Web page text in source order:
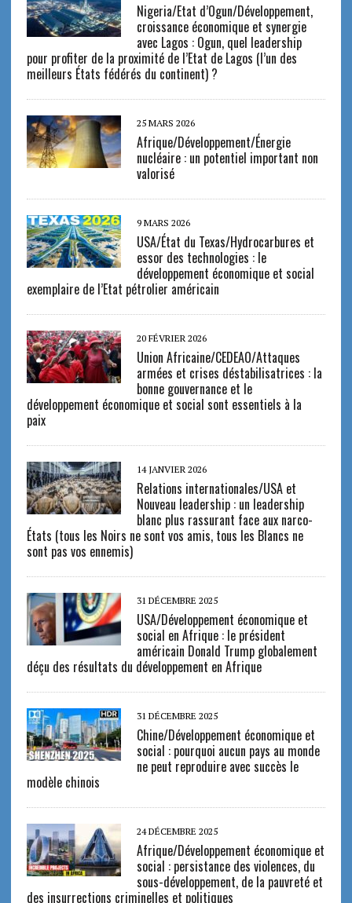
Nigeria/Etat d’Ogun/Développement,
croissance économique et synergie
avec Lagos : Ogun, quel leadership
pour profiter de la proximité de l’Etat de Lagos (l’un des
meilleurs États fédérés du continent) ?
25 MARS 2026
Afrique/Développement/Énergie
nucléaire : un potentiel important non
valorisé
9 MARS 2026
USA/État du Texas/Hydrocarbures et
essor des technologies : le
développement économique et social
exemplaire de l’Etat pétrolier américain
20 FÉVRIER 2026
Union Africaine/CEDEAO/Attaques
armées et crises déstabilisatrices : la
bonne gouvernance et le
développement économique et social sont essentiels à la
paix
14 JANVIER 2026
Relations internationales/USA et
Nouveau leadership : un leadership
blanc plus rassurant face aux narco-
États (tous les Noirs ne sont vos amis, tous les Blancs ne
sont pas vos ennemis)
31 DÉCEMBRE 2025
USA/Développement économique et
social en Afrique : le président
américain Donald Trump globalement
déçu des résultats du développement en Afrique
31 DÉCEMBRE 2025
Chine/Développement économique et
social : pourquoi aucun pays au monde
ne peut reproduire avec succès le
modèle chinois
24 DÉCEMBRE 2025
Afrique/Développement économique et
social : persistance des violences, du
sous-développement, de la pauvreté et
des insurrections criminelles et politiques